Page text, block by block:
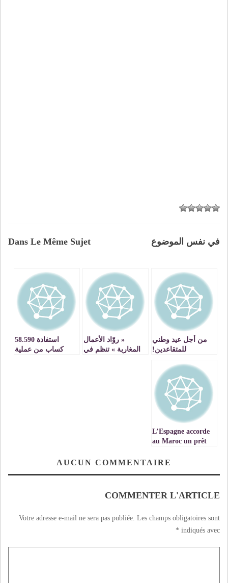
Dans Le Même Sujet في نفس الموضوع
من أجل عيد وطني
للمتقاعدين!
« روّاد الأعمال
المغاربة » تنظم في
استفادة 58.590
كساب من عملية
L’Espagne accorde
au Maroc un prêt
d’euros
AUCUN COMMENTAIRE
COMMENTER L'ARTICLE
Votre adresse e-mail ne sera pas publiée. Les champs obligatoires sont
indiqués avec
*